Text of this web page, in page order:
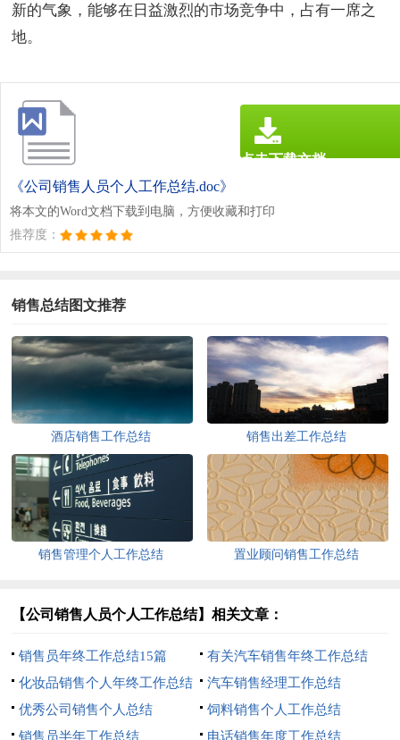
新的气象，能够在日益激烈的市场竞争中，占有一席之
地。
《公司销售人员个人工作总结.doc》
将本文的Word文档下载到电脑，方便收藏和打印
推荐度：
点击下载文档
销售总结图文推荐
酒店销售工作总结 销售出差工作总结
销售管理个人工作总结 置业顾问销售工作总结
【公司销售人员个人工作总结】相关文章：
销售员年终工作总结15篇
有关汽车销售年终工作总结
化妆品销售个人年终工作总结
汽车销售经理工作总结
优秀公司销售个人总结
饲料销售个人工作总结
销售员半年工作总结
电话销售年度工作总结